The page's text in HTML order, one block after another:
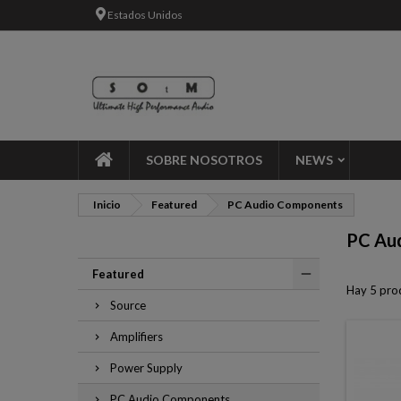
Estados Unidos
SOBRE NOSOTROS NEWS
Inicio Featured PC Audio Components
Featured
Source
Amplifiers
Power Supply
PC
Hay 5